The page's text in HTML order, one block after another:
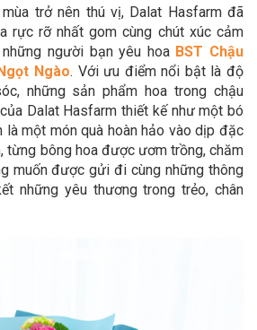
trở nên thú vị, Dalat Hasfarm đã
rực rỡ nhất gom cùng chút xúc cảm
người bạn yêu hoa BST Chậu
Ngào. Với ưu điểm nổi bật là độ
những sản phẩm hoa trong chậu
Dalat Hasfarm thiết kế như một bó
là một món quà hoàn hảo vào dịp đặc
từng bông hoa được ươm trồng, chăm
muốn được gửi đi cùng những thông
những yêu thương trong trẻo, chân